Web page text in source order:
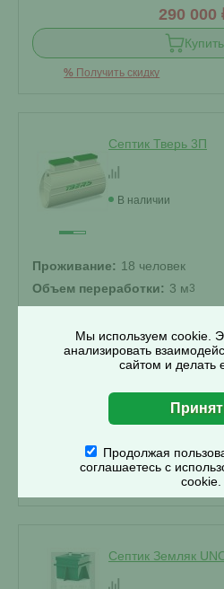
290 000
Купить
% Получить скидку
Септик Тверь 3П
В наличии
Проживание: 18 человек
Объем переработки: 3 м3
Отвод стоков:
Самотечный
358 400
Купить
Септик Земляк
Мы используем cookie.
анализировать
сайтом и делать
Продолжая
соглашаетесь с
cookie.